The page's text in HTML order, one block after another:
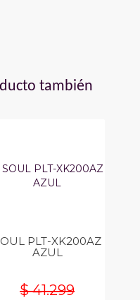
también
PLT-XK200AZ
AZUL
$ 41.299